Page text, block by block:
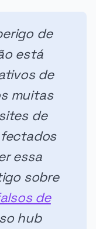
de
está
de
muitas
de
essa
sobre
de
hub